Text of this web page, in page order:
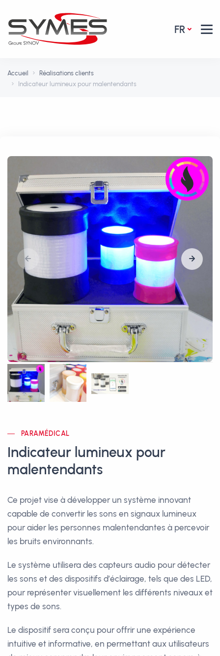
FR
Accueil
Réalisations clients
Indicateur lumineux pour malentendants
PARAMÉDICAL
Indicateur lumineux pour
malentendants
Ce projet vise à développer un système innovant
capable de convertir les sons en signaux lumineux
pour aider les personnes malentendantes à percevoir
les bruits environnants.
Le système utilisera des capteurs audio pour détecter
les sons et des dispositifs d’éclairage, tels que des LED,
pour représenter visuellement les différents niveaux et
types de sons.
Le dispositif sera conçu pour offrir une expérience
intuitive et informative, en permettant aux utilisateurs